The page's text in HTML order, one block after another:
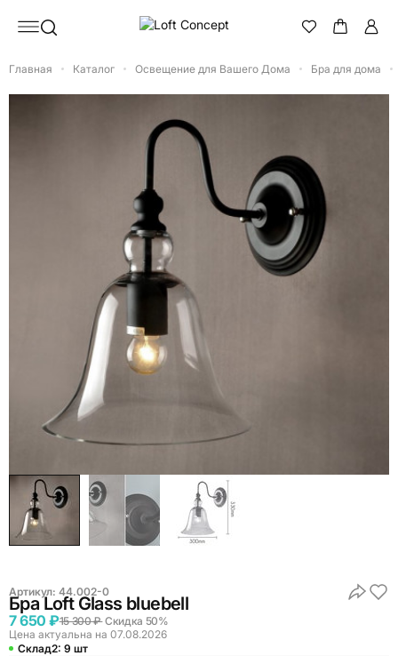
Главная Каталог Освещение для Вашего Дома Бра для дома
Артикул: 44.002-0
Бра Loft Glass bluebell
7 650 ₽15 300 ₽Скидка 50%
Цена актуальна на 07.08.2026
Склад2: 9 шт